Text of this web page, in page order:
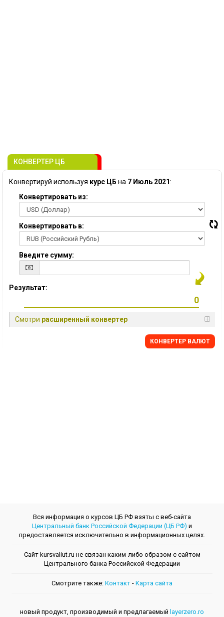
КОНВЕРТЕР ЦБ
Конвертируй используя курс ЦБ на 7 Июль 2021:
Конвертировать из:
Конвертировать в:
Введите сумму:
Результат:
Смотри расширенный конвертер
КОНВЕРТЕР ВАЛЮТ
Вся информация о курсов ЦБ РФ взяты с веб-сайта
Центральный банк Российской Федерации (ЦБ РФ) и
предоставляется исключительно в информационных целях.
Сайт kursvaliut.ru не связан каким-либо образом с сайтом
Центрального банкa Российской Федерации
Смотрите также: Контакт - Kарта сайта
новый продукт, производимый и предлагаемый layerzero.ro